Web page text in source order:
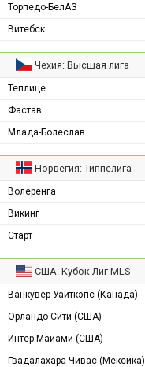
Торпедо-БелАЗ
Витебск
Чехия: Высшая лига
Теплице
Фастав
Млада-Болеслав
Норвегия: Типпелига
Волеренга
Викинг
Старт
США: Кубок Лиг MLS
Ванкувер Уайткэпс (Канада)
Орландо Сити (США)
Интер Майами (США)
Гвадалахара Чивас (Мексика)